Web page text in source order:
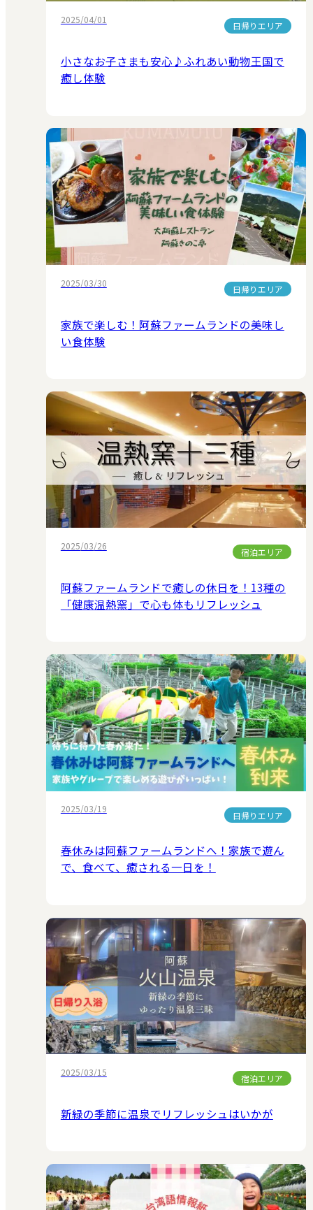
2025/04/01
日帰りエリア
小さなお子さまも安心♪ふれあい動物王国で
癒し体験
2025/03/30
日帰りエリア
家族で楽しむ！阿蘇ファームランドの美味し
い食体験
2025/03/26
宿泊エリア
阿蘇ファームランドで癒しの休日を！13種の
「健康温熱窯」で心も体もリフレッシュ
2025/03/19
日帰りエリア
春休みは阿蘇ファームランドへ！家族で遊ん
で、食べて、癒される一日を！
2025/03/15
宿泊エリア
新緑の季節に温泉でリフレッシュはいかが